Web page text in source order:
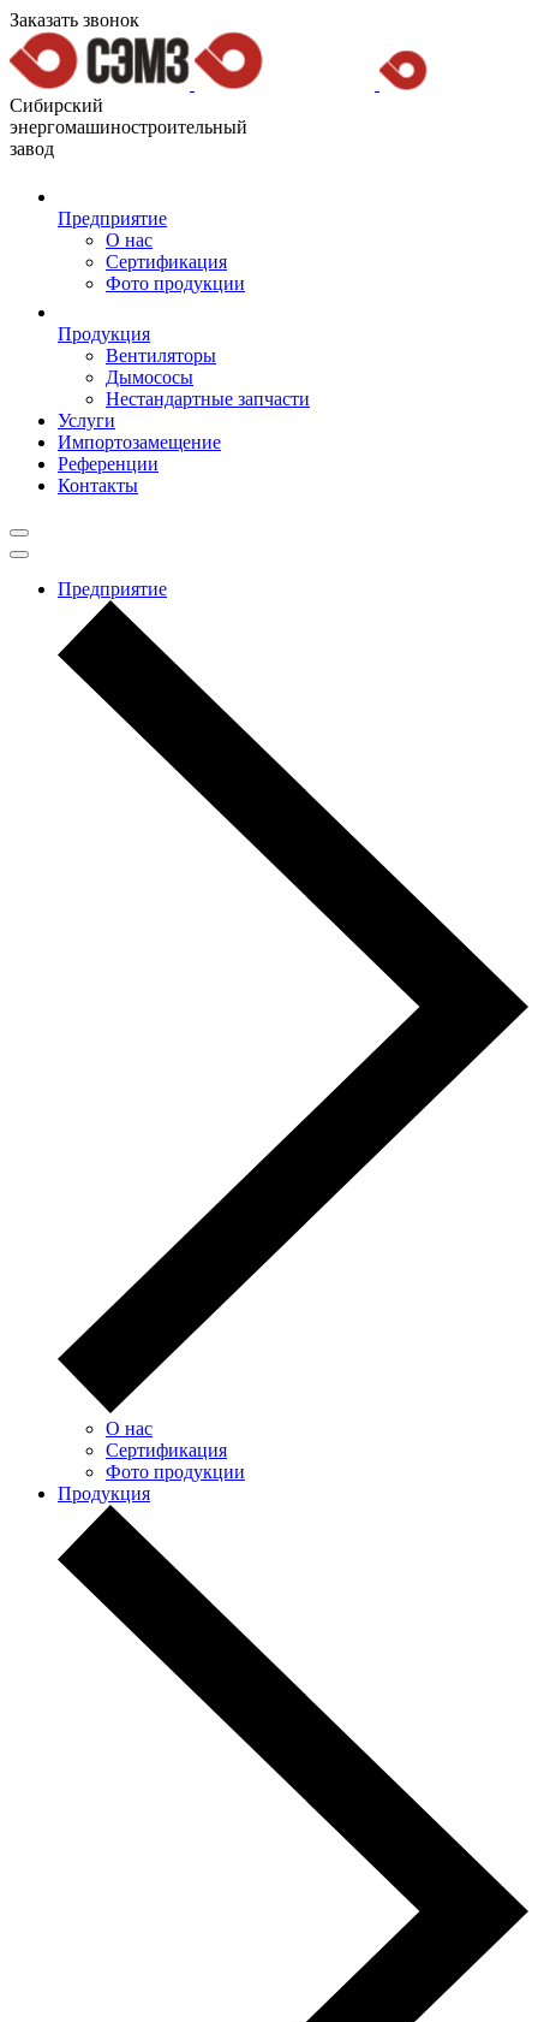
Заказать звонок
Сибирский
энергомашиностроительный
завод
Предприятие
О нас
Сертификация
Фото продукции
Продукция
Вентиляторы
Дымососы
Нестандартные запчасти
Услуги
Импортозамещение
Референции
Контакты
Предприятие
О нас
Сертификация
Фото продукции
Продукция